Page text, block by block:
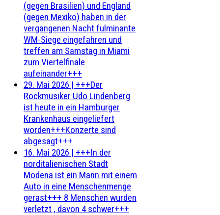
(gegen Brasilien) und England
(gegen Mexiko) haben in der
vergangenen Nacht fulminante
WM-Siege eingefahren und
treffen am Samstag in Miami
zum Viertelfinale
aufeinander+++
29. Mai 2026 | +++Der
Rockmusiker Udo Lindenberg
ist heute in ein Hamburger
Krankenhaus eingeliefert
worden+++Konzerte sind
abgesagt+++
16. Mai 2026 | +++In der
norditalienischen Stadt
Modena ist ein Mann mit einem
Auto in eine Menschenmenge
gerast+++ 8 Menschen wurden
verletzt , davon 4 schwer+++